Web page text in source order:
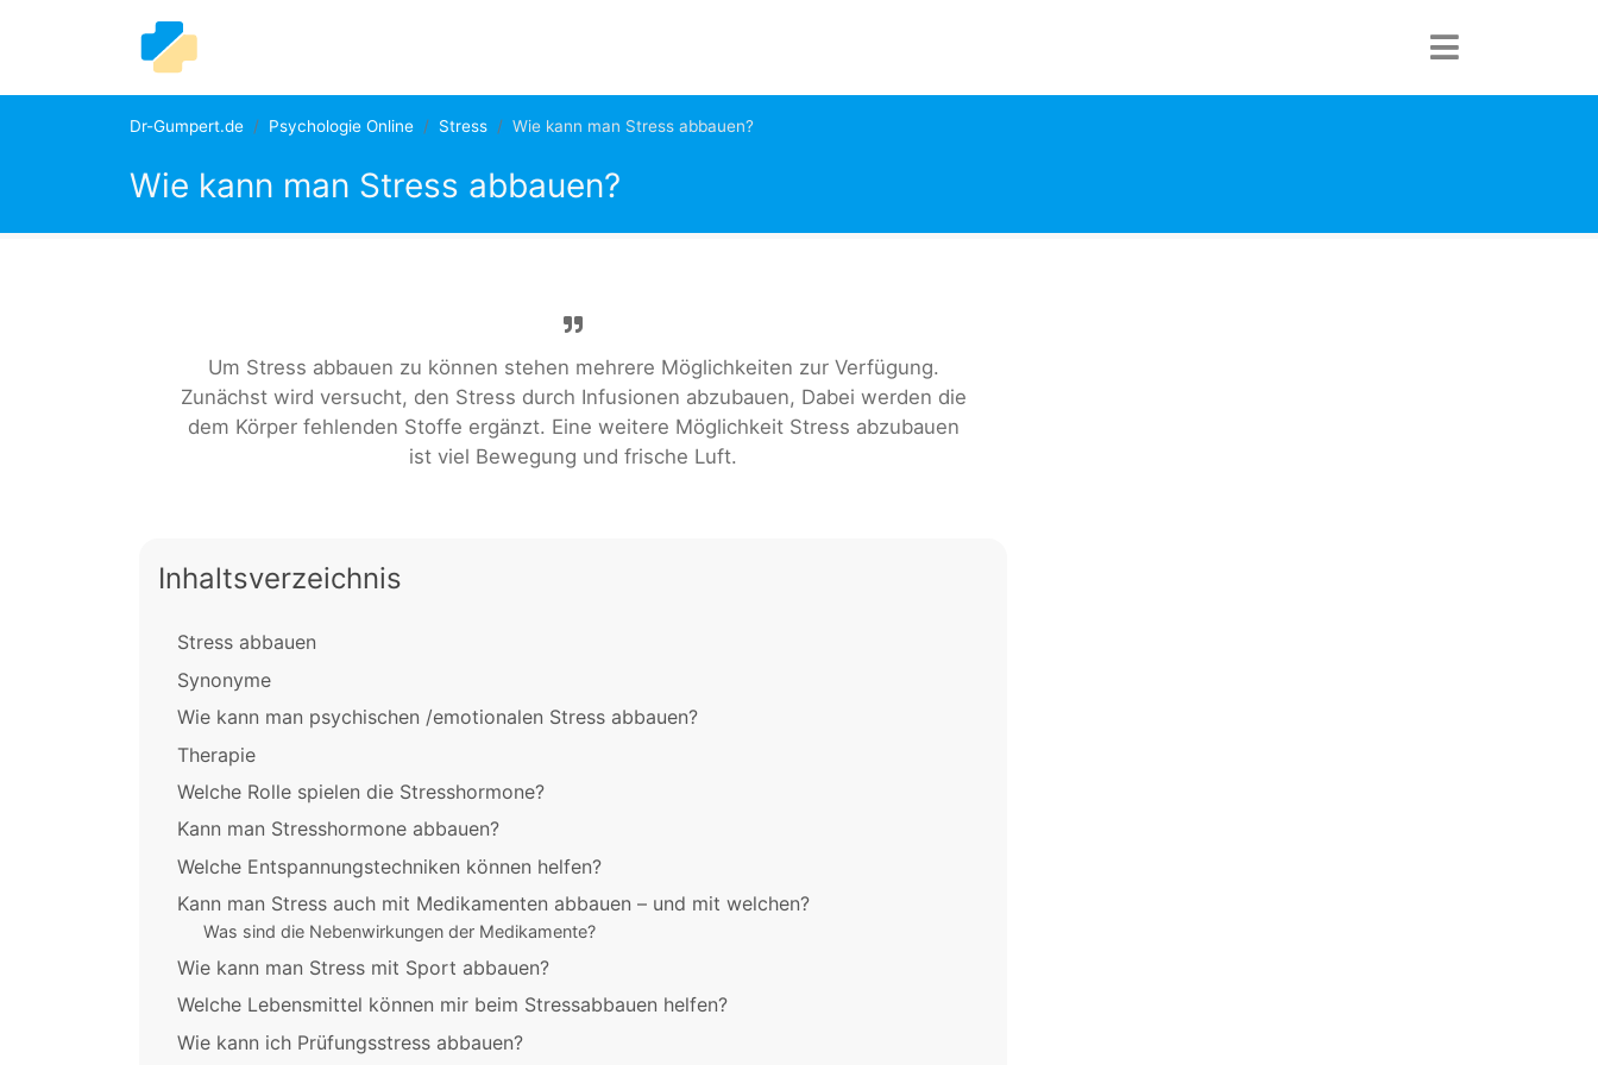
Dr-Gumpert.de Psychologie Online Stress Wie kann man Stress abbauen?
Wie kann man Stress abbauen?
Um Stress abbauen zu können stehen mehrere Möglichkeiten zur Verfügung.
Zunächst wird versucht, den Stress durch Infusionen abzubauen, Dabei werden die
dem Körper fehlenden Stoffe ergänzt. Eine weitere Möglichkeit Stress abzubauen
ist viel Bewegung und frische Luft.
Inhaltsverzeichnis
Stress abbauen
Synonyme
Wie kann man psychischen /emotionalen Stress abbauen?
Therapie
Welche Rolle spielen die Stresshormone?
Kann man Stresshormone abbauen?
Welche Entspannungstechniken können helfen?
Kann man Stress auch mit Medikamenten abbauen – und mit welchen?
Was sind die Nebenwirkungen der Medikamente?
Wie kann man Stress mit Sport abbauen?
Welche Lebensmittel können mir beim Stressabbauen helfen?
Wie kann ich Prüfungsstress abbauen?